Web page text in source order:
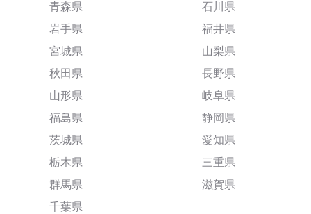
青森県
岩手県
宮城県
秋田県
山形県
福島県
茨城県
栃木県
群馬県
千葉県
石川県
福井県
山梨県
長野県
岐阜県
静岡県
愛知県
三重県
滋賀県